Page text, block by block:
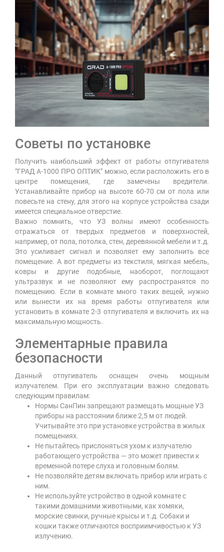
Советы по установке
Получить наибольший эффект от работы отпугивателя
"ГРАД А-1000 ПРО ОПТИК" можно, если расположить его в
центре помещения, где замечены вредители.
Устанавливайте прибор на высоте 60-70 см от пола или
повесьте на стену, для этого на корпусе устройства сзади
имеется специальное отверстие.
Важно помнить, что УЗ волны имеют особенность
отражаться от твердых предметов и поверхностей,
например, от пола, потолка, стен, деревянной мебели и т.д.
Это усиливает сигнал и позволяет ему заполнить все
помещение. А вот предметы из текстиля, мягкая мебель,
ковры и другие подобные, наоборот, поглощают
ультразвук и не позволяют ему распространятся по
помещению. Если в комнате много таких вещей, нужно
или вынести их на время работы отпугивателя или
установить в комнате 2-3 отпугивателя и включить их на
максимальную мощность.
Элементарные правила
безопасности
Данный отпугиватель оснащен очень мощным
излучателем. При его эксплуатации важно следовать
следующим правилам:
Нормы СанПин запрещают размещать мощные УЗ
приборы на расстоянии ближе 2,5 м от людей.
Учитывайте это при установке устройства в жилых
помещениях.
Не пытайтесь прислоняться ухом к излучателю
работающего устройства — это может привести к
временной потере слуха и головным болям.
Не позволяйте детям включать прибор или играть с
ним.
Не используйте устройство в одной комнате с
такими домашними животными, как хомяки,
морские свинки, ручные крысы и т.д. Собаки и
кошки также отличаются восприимчивостью к УЗ
излучению.